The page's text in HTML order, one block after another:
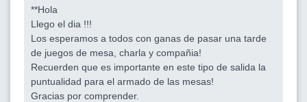
**Hola
Llego el dia !!!
Los esperamos a todos con ganas de pasar una tarde
de juegos de mesa, charla y compañia!
Recuerden que es importante en este tipo de salida la
puntualidad para el armado de las mesas!
Gracias por comprender.